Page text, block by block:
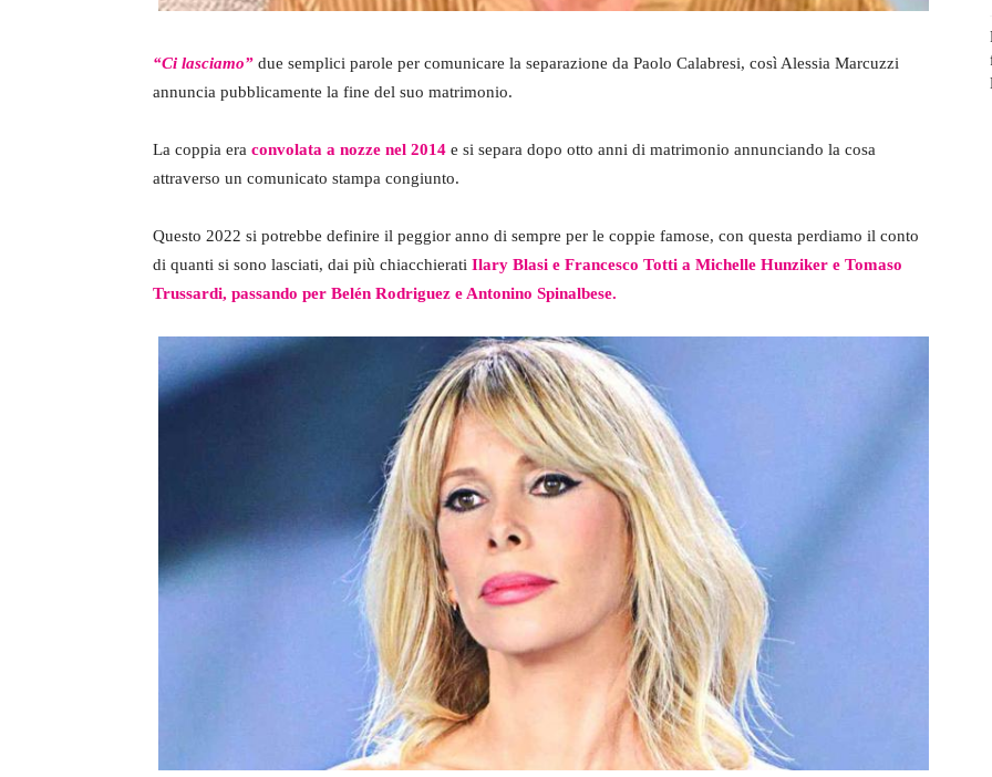
“Ci lasciamo” due semplici parole per comunicare la separazione da Paolo Calabresi, così Alessia Marcuzzi
annuncia pubblicamente la fine del suo matrimonio.
La coppia era convolata a nozze nel 2014 e si separa dopo otto anni di matrimonio annunciando la cosa
attraverso un comunicato stampa congiunto.
Questo 2022 si potrebbe definire il peggior anno di sempre per le coppie famose, con questa perdiamo il conto
di quanti si sono lasciati, dai più chiacchierati Ilary Blasi e Francesco Totti a Michelle Hunziker e Tomaso
Trussardi, passando per Belén Rodriguez e Antonino Spinalbese.